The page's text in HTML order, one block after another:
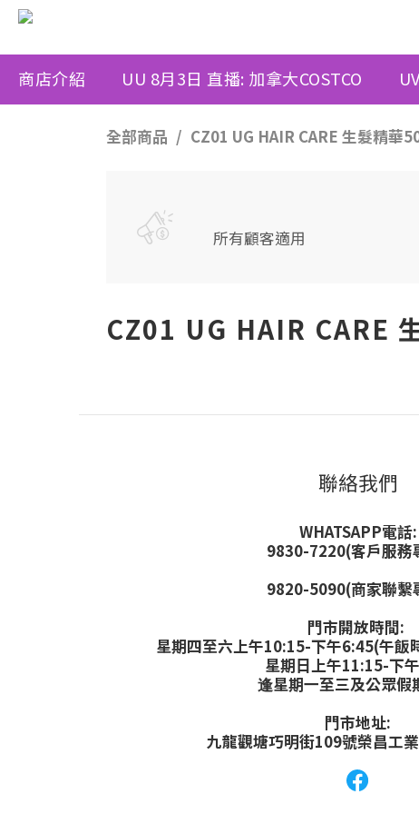
商店介紹 UU 8月3日 直播: 加拿大COSTCO
全部商品 CZ01 UG HAIR CARE 生髮精華
所有顧客適用
CZ01 UG HAIR CARE
聯絡我們
WHATSAPP電話:
9830-7220(客戶服務
9820-5090(商家聯繫
門市開放時間:
星期四至六上午10:15-下午6:45(午飯
星期日上午11:15-下
逢星期一至三及公眾假
門市地址:
九龍觀塘巧明街109號榮昌工